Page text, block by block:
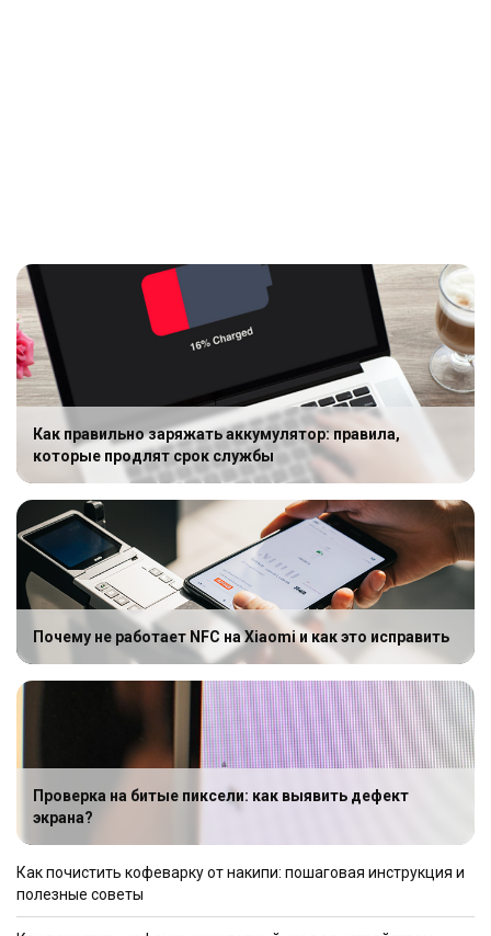
Как правильно заряжать аккумулятор: правила,
которые продлят срок службы
Почему не работает NFC на Xiaomi и как это исправить
Проверка на битые пиксели: как выявить дефект
экрана?
Как почистить кофеварку от накипи: пошаговая инструкция и
полезные советы